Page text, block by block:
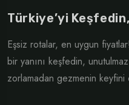
Türkiye’yi
Eşsiz rotalar, en uygun
bir yanını keşfedin,
zorlamadan gezmenin keyfini